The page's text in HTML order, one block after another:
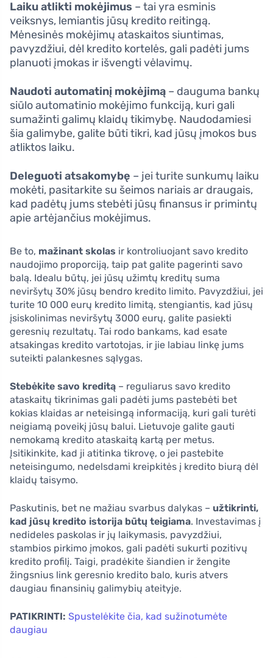
Laiku atlikti mokėjimus – tai yra esminis
veiksnys, lemiantis jūsų kredito reitingą.
Mėnesinės mokėjimų ataskaitos siuntimas,
pavyzdžiui, dėl kredito kortelės, gali padėti jums
planuoti įmokas ir išvengti vėlavimų.
Naudoti automatinį mokėjimą – dauguma bankų
siūlo automatinio mokėjimo funkciją, kuri gali
sumažinti galimų klaidų tikimybę. Naudodamiesi
šia galimybe, galite būti tikri, kad jūsų įmokos bus
atliktos laiku.
Deleguoti atsakomybę – jei turite sunkumų laiku
mokėti, pasitarkite su šeimos nariais ar draugais,
kad padėtų jums stebėti jūsų finansus ir primintų
apie artėjančius mokėjimus.
Be to, mažinant skolas ir kontroliuojant savo kredito
naudojimo proporciją, taip pat galite pagerinti savo
balą. Idealu būtų, jei jūsų užimtų kreditų suma
neviršytų 30% jūsų bendro kredito limito. Pavyzdžiui, jei
turite 10 000 eurų kredito limitą, stengiantis, kad jūsų
įsiskolinimas neviršytų 3000 eurų, galite pasiekti
geresnių rezultatų. Tai rodo bankams, kad esate
atsakingas kredito vartotojas, ir jie labiau linkę jums
suteikti palankesnes sąlygas.
Stebėkite savo kreditą – reguliarus savo kredito
ataskaitų tikrinimas gali padėti jums pastebėti bet
kokias klaidas ar neteisingą informaciją, kuri gali turėti
neigiamą poveikį jūsų balui. Lietuvoje galite gauti
nemokamą kredito ataskaitą kartą per metus.
Įsitikinkite, kad ji atitinka tikrovę, o jei pastebite
neteisingumo, nedelsdami kreipkitės į kredito biurą dėl
klaidų taisymo.
Paskutinis, bet ne mažiau svarbus dalykas – užtikrinti,
kad jūsų kredito istorija būtų teigiama. Investavimas į
nedideles paskolas ir jų laikymasis, pavyzdžiui,
stambios pirkimo įmokos, gali padėti sukurti pozitivų
kredito profilį. Taigi, pradėkite šiandien ir žengite
žingsnius link geresnio kredito balo, kuris atvers
daugiau finansinių galimybių ateityje.
PATIKRINTI: Spustelėkite čia, kad sužinotumėte
daugiau